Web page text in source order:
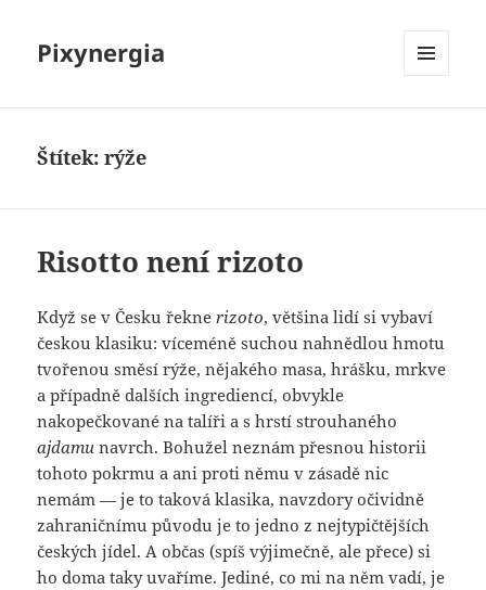
Pixynergia
Štítek:rýže
Risotto není rizoto
Když se v Česku řeknerizoto, většina lidí si vybaví
českou klasiku: víceméně suchou nahnědlou hmotu
tvořenou směsí rýže, nějakého masa, hrášku, mrkve
a případně dalších ingrediencí, obvykle
nakopečkované na talíři a s hrstí strouhaného
ajdamu navrch. Bohužel neznám přesnou historii
tohoto pokrmu a ani proti němu v zásadě nic
nemám — je to taková klasika, navzdory očividně
zahraničnímu původu je to jedno z nejtypičtějších
českých jídel. A občas (spíš výjimečně, ale přece) si
ho doma taky uvaříme. Jediné, co mi na něm vadí, je